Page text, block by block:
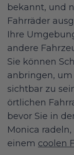
bekannt, und
Fahrräder
Ihre
andere
Sie können
anbringen,
sichtbar zu
örtlichen
bevor Sie in
Monica
einem coolen